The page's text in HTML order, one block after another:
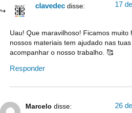
clavedec disse: 17
Uau! Que maravilhoso! Ficamos muito
nossos materiais tem ajudado nas
acompanhar o nosso trabalho. 🥰
Responder
Marcelo disse: 26